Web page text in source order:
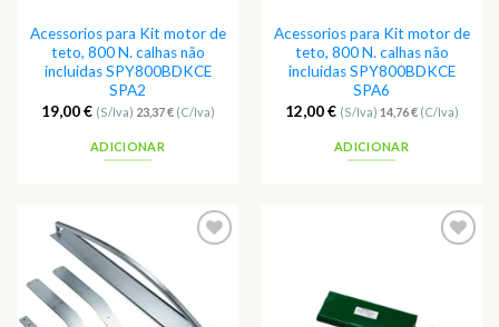
Acessorios para Kit motor de
teto, 800 N. calhas não
incluidas SPY800BDKCE
SPA2
19,00€ (S/Iva) 23,37€(C/Iva)
ADICIONAR
Acessorios para Kit motor de
teto, 800 N. calhas não
incluidas SPY800BDKCE
SPA6
12,00€ (S/Iva) 14,76€(C/Iva)
ADICIONAR
Favoritos